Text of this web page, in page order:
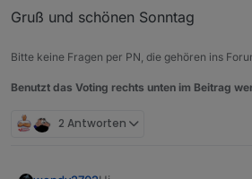
Gruß und schönen Sonntag
Bitte keine Fragen per PN, die gehören ins
Benutzt das Voting rechts unten im Beitrag
2 Antworten